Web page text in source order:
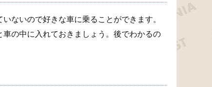
ないので好きな車に乗ることができます。
の中に入れておきましょう。後でわかるの